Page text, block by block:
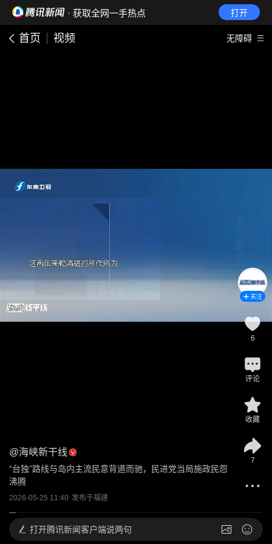
· 获取全网一手热点 打开
首页 视频 无障碍
@海峡新干线
“台独”路线与岛内主流民意背道而驰，民进党当局施政民怨
沸腾
2026-05-25 11:40 发布于福建
关注
6
评论
收藏
7
打开腾讯新闻客户端说两句